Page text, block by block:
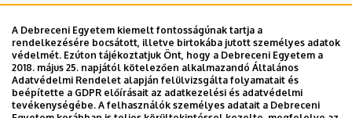
A Debreceni Egyetem kiemelt fontosságúnak tartja a
rendelkezésére bocsátott, illetve birtokába jutott személyes adatok
védelmét. Ezúton tájékoztatjuk Önt, hogy a Debreceni Egyetem a
2018. május 25. napjától kötelezően alkalmazandó Általános
Adatvédelmi Rendelet alapján felülvizsgálta folyamatait és
beépítette a GDPR előírásait az adatkezelési és adatvédelmi
tevékenységébe. A felhasználók személyes adatait a Debreceni